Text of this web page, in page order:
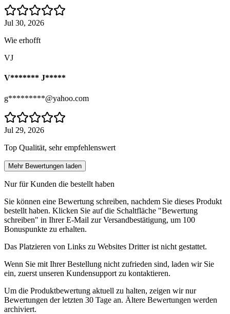
Jul 30, 2026
Wie erhofft
VJ
V******* J*****
g*********@yahoo.com
Jul 29, 2026
Top Qualität, sehr empfehlenswert
Mehr Bewertungen laden
Nur für Kunden die bestellt haben
Sie können eine Bewertung schreiben, nachdem Sie dieses Produkt
bestellt haben. Klicken Sie auf die Schaltfläche "Bewertung
schreiben" in Ihrer E-Mail zur Versandbestätigung, um 100
Bonuspunkte zu erhalten.
Das Platzieren von Links zu Websites Dritter ist nicht gestattet.
Wenn Sie mit Ihrer Bestellung nicht zufrieden sind, laden wir Sie
ein, zuerst unseren Kundensupport zu kontaktieren.
Um die Produktbewertung aktuell zu halten, zeigen wir nur
Bewertungen der letzten 30 Tage an. Ältere Bewertungen werden
archiviert.